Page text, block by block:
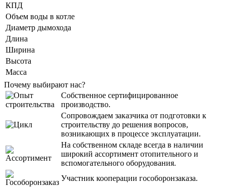
КПД
Объем воды в котле
Диаметр дымохода
Длина
Ширина
Высота
Масса
Почему выбирают нас?
Собственное сертифицированное
производство.
Сопровождаем заказчика от подготовки к
строительству до решения вопросов,
возникающих в процессе эксплуатации.
На собственном складе всегда в наличии
широкий ассортимент отопительного и
вспомогательного оборудования.
Участник кооперации гособоронзаказа.